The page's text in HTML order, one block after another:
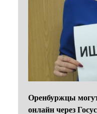
Оренбуржцы
онлайн через